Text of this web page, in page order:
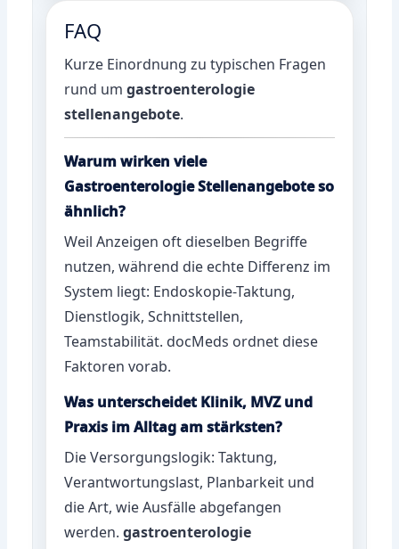
FAQ
Kurze Einordnung zu typischen Fragen
rund umgastroenterologie
stellenangebote.
Warum wirken viele
Gastroenterologie Stellenangebote so
ähnlich?
Weil Anzeigen oft dieselben Begriffe
nutzen, während die echte Differenz im
System liegt: Endoskopie-Taktung,
Dienstlogik, Schnittstellen,
Teamstabilität. docMeds ordnet diese
Faktoren vorab.
Was unterscheidet Klinik, MVZ und
Praxis im Alltag am stärksten?
Die Versorgungslogik: Taktung,
Verantwortungslast, Planbarkeit und
die Art, wie Ausfälle abgefangen
werden.gastroenterologie